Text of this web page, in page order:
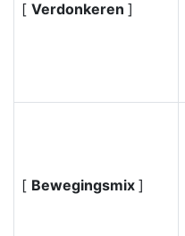
[ Verdonkeren ]
[ Bewegingsmix ]